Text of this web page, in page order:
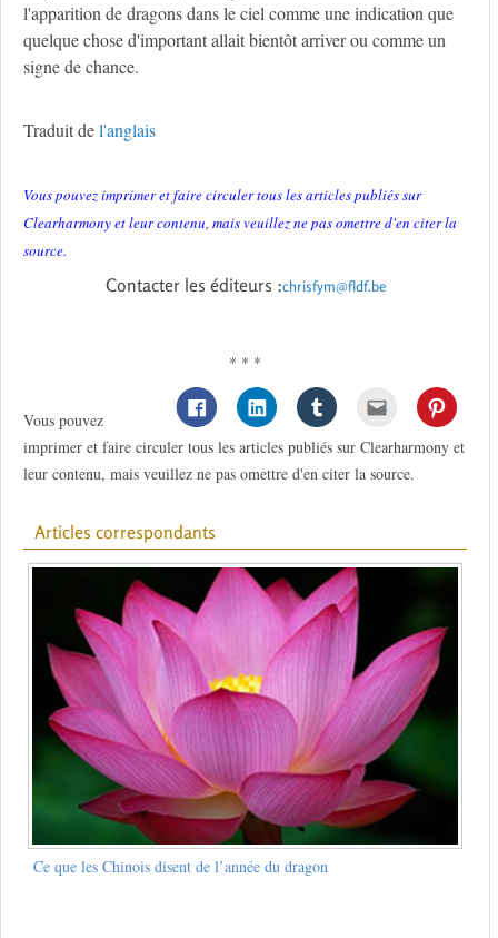
l'apparition de dragons dans le ciel comme une indication que
quelque chose d'important allait bientôt arriver ou comme un
signe de chance.
Traduit del'anglais
Vous pouvez imprimer et faire circuler tous les articles publiés sur
Clearharmony et leur contenu, mais veuillez ne pas omettre d'en citer la
source.
Contacter les éditeurs :chrisfym@fldf.be
* * *
Vous pouvez
imprimer et faire circuler tous les articles publiés sur Clearharmony et
leur contenu, mais veuillez ne pas omettre d'en citer la source.
Articles correspondants
Ce que les Chinois disent de l’année du dragon